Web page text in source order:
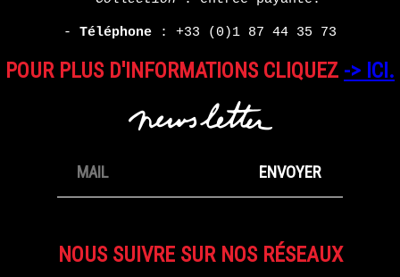
- Téléphone : +33 (0)1 87 44 35 73
POUR PLUS D'INFORMATIONS CLIQUEZ -> ICI.
NOUS SUIVRE SUR NOS RÉSEAUX